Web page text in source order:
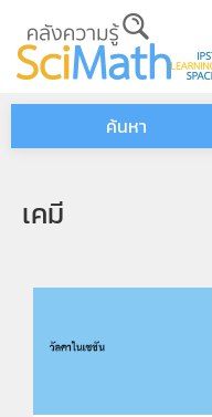
Skip to main content
ค้นหา
เคมี